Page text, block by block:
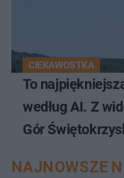
CIEKAWOSTKA
To
według AI. Z
Gór
NAJNOWSZE